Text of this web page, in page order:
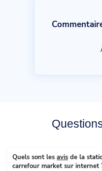
Quels sont les avis de la
carrefour market sur internet